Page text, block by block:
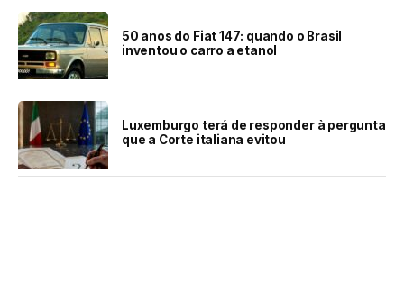
50 anos do Fiat 147: quando o Brasil
inventou o carro a etanol
Luxemburgo terá de responder à pergunta
que a Corte italiana evitou